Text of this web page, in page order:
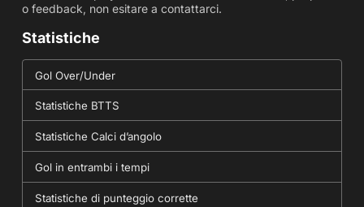
o feedback, non esitare a contattarci.
Statistiche
Gol Over/Under
Statistiche BTTS
Statistiche Calci d’angolo
Gol in entrambi i tempi
Statistiche di punteggio corrette